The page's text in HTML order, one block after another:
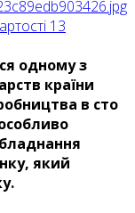
13
одному з
країни
в сто
який